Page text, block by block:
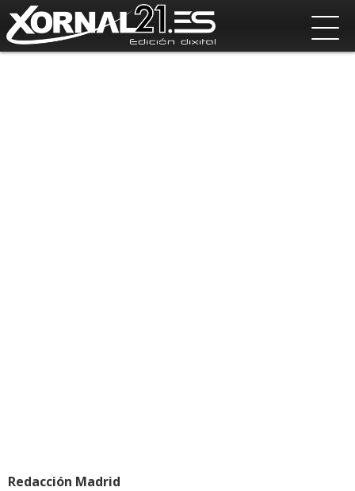
Redacción Madrid